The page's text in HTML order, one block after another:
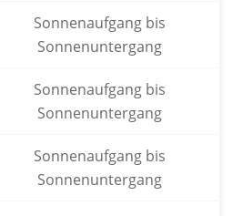
Sonnenaufgang bis
Sonnenuntergang
Sonnenaufgang bis
Sonnenuntergang
Sonnenaufgang bis
Sonnenuntergang